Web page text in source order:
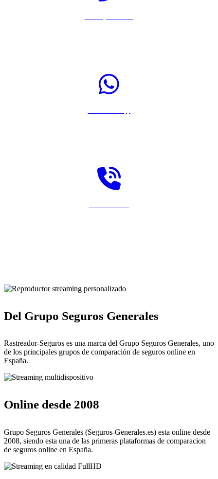
Del Grupo Seguros Generales
Rastreador-Seguros es una marca del Grupo Seguros Generales, uno
de los principales grupos de comparación de seguros online en
España.
Online desde 2008
Grupo Seguros Generales (Seguros-Generales.es) esta online desde
2008, siendo esta una de las primeras plataformas de comparacion
de seguros online en España.